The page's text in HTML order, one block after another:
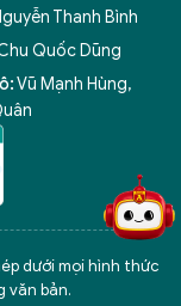
Thanh Bình
Quốc Dũng
Vũ Mạnh Hùng,
dưới mọi hình thức
văn bản.
xử lý điểm nghẽn của